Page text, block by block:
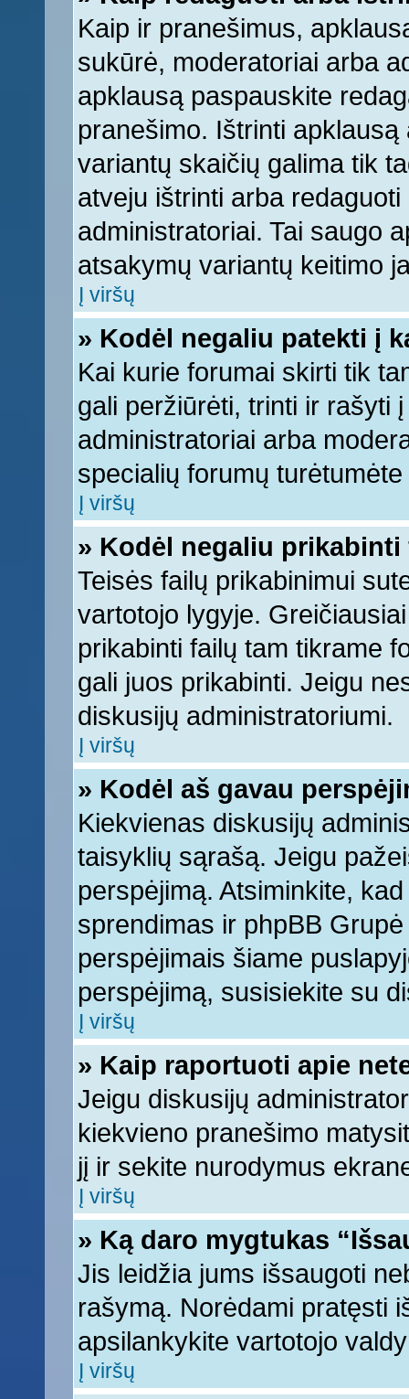
Kaip ir pranešimus,
sukūrė, moderatoriai arba
apklausą paspauskite
pranešimo. Ištrinti
variantų skaičių galima tik
atveju ištrinti arba
administratoriai. Tai saugo
atsakymų variantų keitimo
Į viršų
» Kodėl negaliu patekti į
Kai kurie forumai skirti tik
gali peržiūrėti, trinti ir rašyti
administratoriai arba
specialių forumų
Į viršų
» Kodėl negaliu prikabinti
Teisės failų prikabinimui
vartotojo lygyje.
prikabinti failų tam tikrame
gali juos prikabinti. Jeigu
diskusijų administratoriumi.
Į viršų
» Kodėl aš gavau
Kiekvienas diskusijų
taisyklių sąrašą. Jeigu
perspėjimą. Atsiminkite,
sprendimas ir phpBB
perspėjimais šiame
perspėjimą, susisiekite su
Į viršų
» Kaip raportuoti apie
Jeigu diskusijų
kiekvieno pranešimo
jį ir sekite nurodymus
Į viršų
» Ką daro mygtukas
Jis leidžia jums išsaugoti
rašymą. Norėdami pratęsti
apsilankykite vartotojo
Į viršų